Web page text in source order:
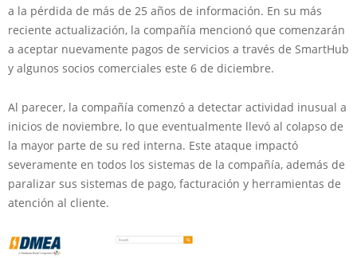
a la pérdida de más de 25 años de información. En su más
reciente actualización, la compañía mencionó que comenzarán
a aceptar nuevamente pagos de servicios a través de SmartHub
y algunos socios comerciales este 6 de diciembre.
Al parecer, la compañía comenzó a detectar actividad inusual a
inicios de noviembre, lo que eventualmente llevó al colapso de
la mayor parte de su red interna. Este ataque impactó
severamente en todos los sistemas de la compañía, además de
paralizar sus sistemas de pago, facturación y herramientas de
atención al cliente.